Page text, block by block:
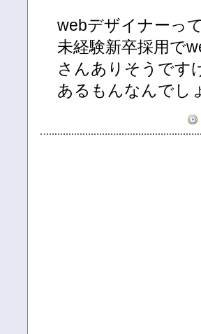
webデザイナーっ
未経験新卒採用で
さんありそうです
あるもんなんでし